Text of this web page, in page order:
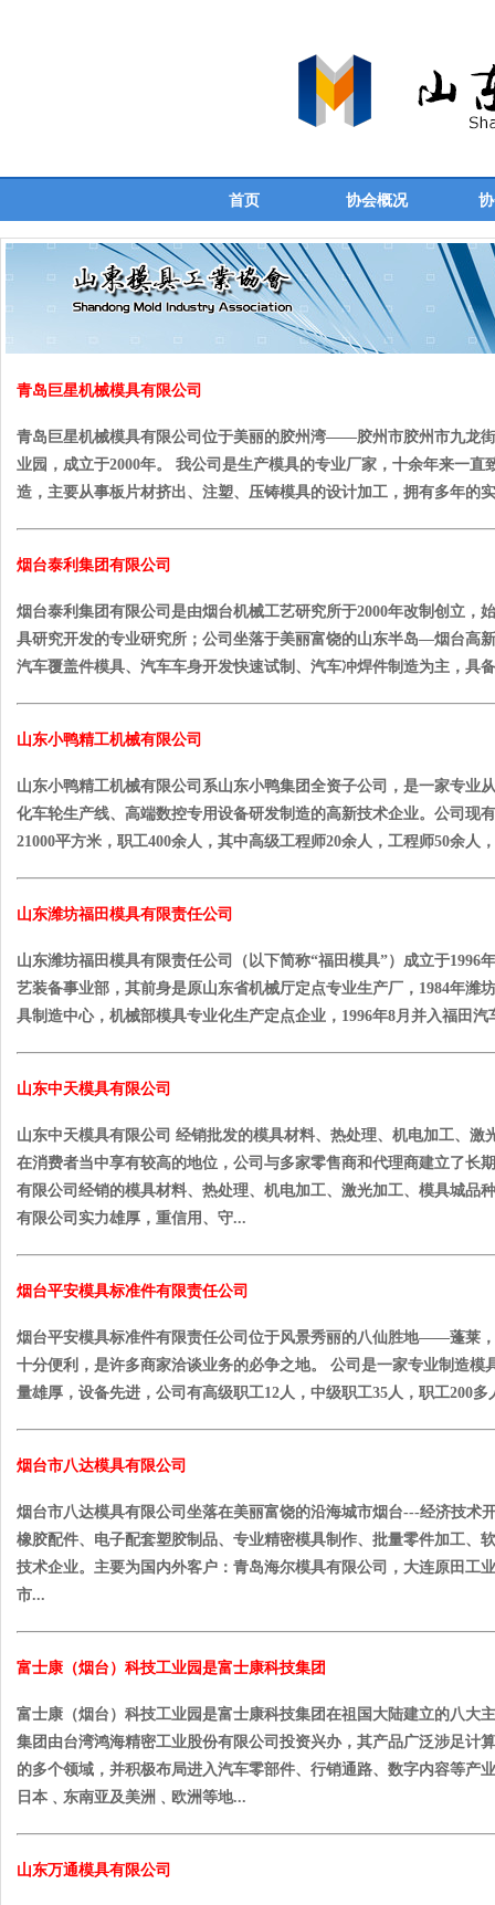
首页 协会概况
青岛巨星机械模具有限公司
青岛巨星机械模具有限公司位于美丽的胶州湾——胶州市胶州市九龙
业园，成立于2000年。 我公司是生产模具的专业厂家，十余年来一直
造，主要从事板片材挤出、注塑、压铸模具的设计加工，拥有多年的
烟台泰利集团有限公司
烟台泰利集团有限公司是由烟台机械工艺研究所于2000年改制创立，
具研究开发的专业研究所；公司坐落于美丽富饶的山东半岛—烟台高
汽车覆盖件模具、汽车车身开发快速试制、汽车冲焊件制造为主，具
山东小鸭精工机械有限公司
山东小鸭精工机械有限公司系山东小鸭集团全资子公司，是一家专业
化车轮生产线、高端数控专用设备研发制造的高新技术企业。公司现
21000平方米，职工400余人，其中高级工程师20余人，工程师50余人
山东潍坊福田模具有限责任公司
山东潍坊福田模具有限责任公司（以下简称“福田模具”）成立于1996
艺装备事业部，其前身是原山东省机械厅定点专业生产厂，1984年潍
具制造中心，机械部模具专业化生产定点企业，1996年8月并入福田汽
山东中天模具有限公司
山东中天模具有限公司 经销批发的模具材料、热处理、机电加工、激
在消费者当中享有较高的地位，公司与多家零售商和代理商建立了长
有限公司经销的模具材料、热处理、机电加工、激光加工、模具城品
有限公司实力雄厚，重信用、守...
烟台平安模具标准件有限责任公司
烟台平安模具标准件有限责任公司位于风景秀丽的八仙胜地——蓬莱
十分便利，是许多商家洽谈业务的必争之地。 公司是一家专业制造模
量雄厚，设备先进，公司有高级职工12人，中级职工35人，职工200多
烟台市八达模具有限公司
烟台市八达模具有限公司坐落在美丽富饶的沿海城市烟台---经济技术
橡胶配件、电子配套塑胶制品、专业精密模具制作、批量零件加工、
技术企业。主要为国内外客户：青岛海尔模具有限公司，大连原田工
市...
富士康（烟台）科技工业园是富士康科技集团
富士康（烟台）科技工业园是富士康科技集团在祖国大陆建立的八大
集团由台湾鸿海精密工业股份有限公司投资兴办，其产品广泛涉足计
的多个领域，并积极布局进入汽车零部件、行销通路、数字内容等产
日本﹑东南亚及美洲﹑欧洲等地...
山东万通模具有限公司